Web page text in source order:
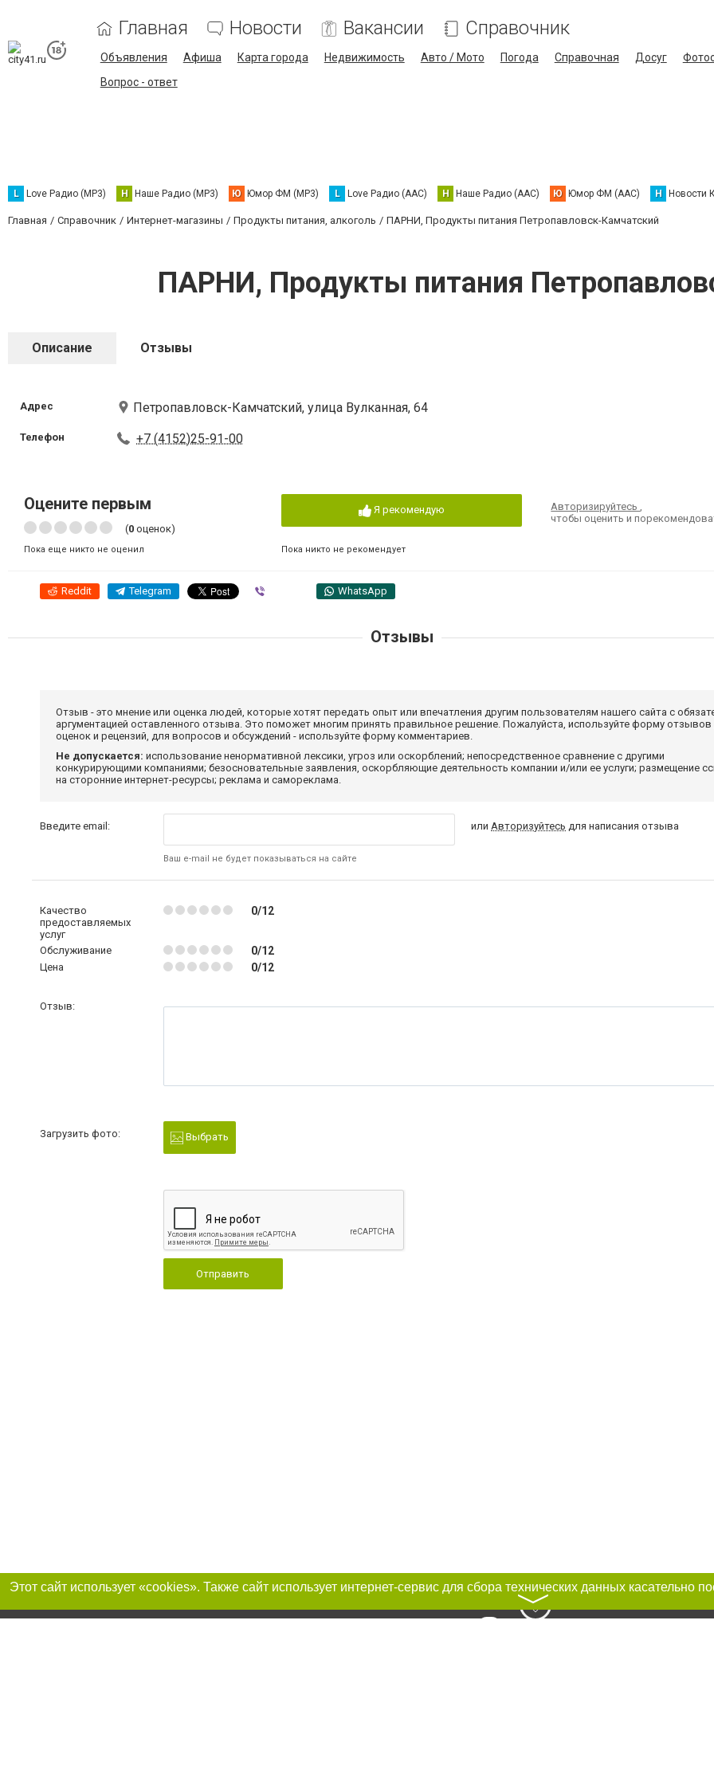
Главная Новости Вакансии Справочник
Объявления Афиша Карта города Недвижимость Авто / Мото Погода Справочная Досуг
Вопрос - ответ
L Love Радио (MP3) Н Наше Радио (MP3) Ю Юмор ФМ (MP3) L Love Радио (AAC) Н Наше Радио (AAC) Ю Юмор ФМ (AAC) Н Новости
Главная Справочник Интернет-магазины Продукты питания, алкоголь ПАРНИ, Продукты питания Петропавловск-Камчатский
ПАРНИ, Продукты питания
Описание Отзывы
Адрес Петропавловск-Камчатский, улица Вулканная, 64
Телефон +7 (4152)25-91-00
Оцените первым
(0 оценок)
Пока еще никто не оценил
Я рекомендую
Пока никто не рекомендует
Авторизируйтесь,
чтобы оценить и
Reddit Telegram WhatsApp
Отзывы
Отзыв - это мнение или оценка людей, которые хотят передать опыт или впечатления другим пользователям нашего сайта с
аргументацией оставленного отзыва. Это поможет многим принять правильное решение. Пожалуйста, используйте форму отзывов
оценок и рецензий, для вопросов и обсуждений - используйте форму комментариев.
Не допускается: использование ненормативной лексики, угроз или оскорблений; непосредственное сравнение с другими
конкурирующими компаниями; безосновательные заявления, оскорбляющие деятельность компании и/или ее услуги; размещение
на сторонние интернет-ресурсы; реклама и самореклама.
Введите email:
Ваш e-mail не будет показываться на сайте
илиАвторизуйтесь для написания отзыва
Качество
предоставляемых
услуг
0/12
Обслуживание 0/12
Цена 0/12
Отзыв:
Загрузить фото: Выбрать
Отправить
〉